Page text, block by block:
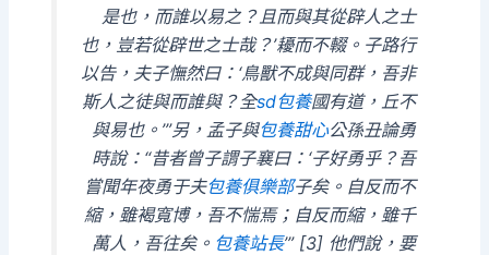
是也，而誰以易之？且而與其從辟人之士
也，豈若從辟世之士哉？’耰而不輟。子路行
以告，夫子憮然曰：‘鳥獸不成與同群，吾非
斯人之徒與而誰與？全sd包養國有道，丘不
與易也。’”另，孟子與包養甜心公孫丑論勇
時說：“昔者曾子謂子襄曰：‘子好勇乎？吾
嘗聞年夜勇于夫包養俱樂部子矣。自反而不
縮，雖褐寬博，吾不惴焉；自反而縮，雖千
萬人，吾往矣。 包養站長’” [3] 他們說，要